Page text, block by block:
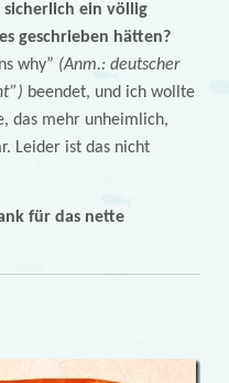
ein völlig
geschrieben hätten?
why” (Anm.: deutscher
beendet, und ich wollte
das mehr unheimlich,
Leider ist das nicht
für das nette